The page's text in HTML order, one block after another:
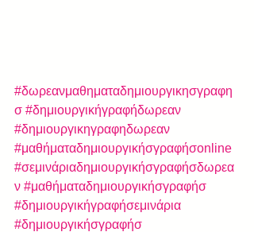
#δωρεανμαθηματαδημιουργικησγραφη
σ #δημιουργικήγραφήδωρεαν
#δημιουργικηγραφηδωρεαν
#μαθήματαδημιουργικήσγραφήσonline
#σεμινάριαδημιουργικήσγραφήσδωρεα
ν #μαθήματαδημιουργικήσγραφήσ
#δημιουργικήγραφήσεμινάρια
#δημιουργικήσγραφήσ